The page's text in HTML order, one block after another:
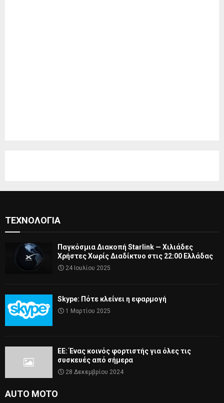
ΤΕΧΝΟΛΟΓΊΑ
Παγκόσμια Διακοπή Starlink — Χιλιάδες
Χρήστες Χωρίς Διαδίκτυο στις 22:00 Ελλάδας
24 Ιουλίου 2025
Skype: Πότε κλείνει η εφαρμογή
1 Μαρτίου 2025
ΕΕ: Ένας κοινός φορτιστής για όλες τις
συσκευές από σήμερα
28 Δεκεμβρίου 2024
AUTO MOTO